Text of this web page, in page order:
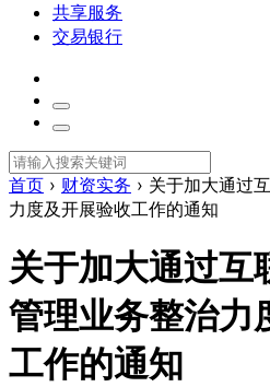
共享服务
交易银行
首页 › 财资实务 › 关于加大通过
力度及开展验收工作的通知
关于加大通过互
管理业务整治力
工作的通知